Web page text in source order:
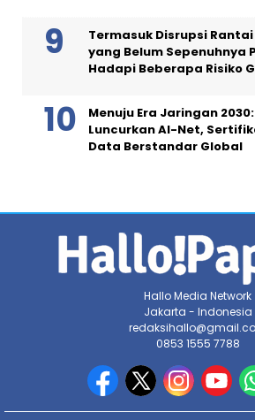
Termasuk Disrupsi
yang Belum Sepenuhnya
Hadapi Beberapa Risiko
Menuju Era Jaringan 2030:
Luncurkan AI-Net,
Data Berstandar Global
Hallo Media Network
Jakarta - Indonesia
0853 1555 7788